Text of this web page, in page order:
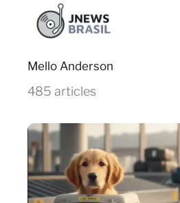
Mello Anderson
485 articles